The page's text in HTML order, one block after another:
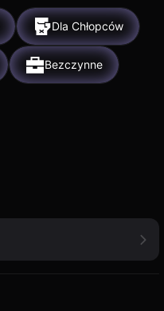
Dla Chłopców
Bezczynne